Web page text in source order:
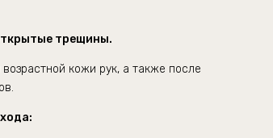
трещины.
возрастной кожи рук, а также после